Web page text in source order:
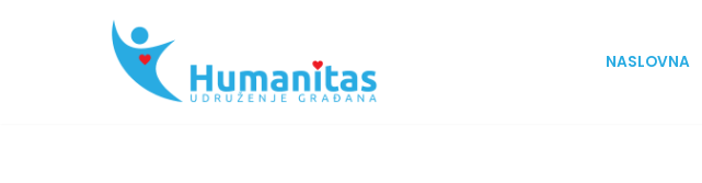
NASLOVNA